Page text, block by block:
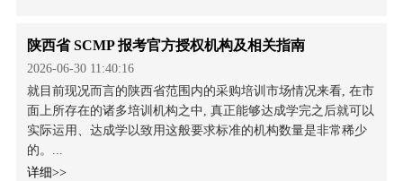
陕西省 SCMP 报考官方授权机构及相关指南
2026-06-30 11:40:16
就目前现况而言的陕西省范围内的采购培训市场情况来看, 在市
面上所存在的诸多培训机构之中, 真正能够达成学完之后就可以
实际运用、达成学以致用这般要求标准的机构数量是非常稀少
的。...
详细>>